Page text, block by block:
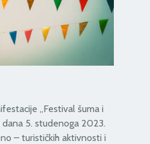
„Festival šuma i
5. studenoga 2023.
– turističkih aktivnosti i